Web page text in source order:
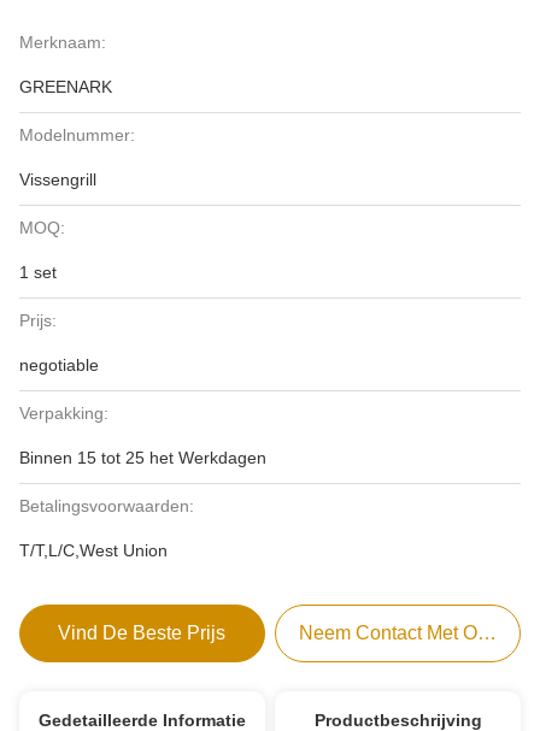
Merknaam:
GREENARK
Modelnummer:
Vissengrill
MOQ:
1 set
Prijs:
negotiable
Verpakking:
Binnen 15 tot 25 het Werkdagen
Betalingsvoorwaarden:
T/T,L/C,West Union
Vind De Beste Prijs Neem Contact Met Ons Op
Gedetailleerde Informatie Productbeschrijving